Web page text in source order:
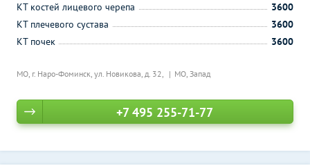
МО, г. Наро-Фоминск, ул. Новикова, д. 32, МО, Запад
КТ костей лицевого черепа
3600
КТ плечевого сустава
3600
КТ почек
3600
+7 495 255-71-77